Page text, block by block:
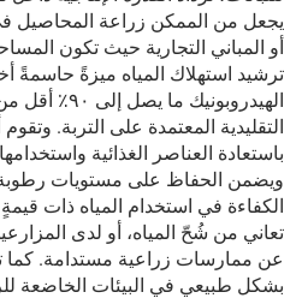
يجعل من الممكن زراعة المحاصيل
أو المباني التجارية حيث تكون
ترشيد استهلاك المياه ميزةً حاسمةً
الهيدروبونيك
التقليدية المعتمدة على التربة.
باستعادة العناصر الغذائية
ويضمن الحفاظ على مستويات رطوبة
الكفاءة في استخدام المياه ذات
تعاني من شُحّ المياه، أو لدى
عن ممارسات زراعية مستدامة.
بشكل طبيعي في البيئات الخاضعة